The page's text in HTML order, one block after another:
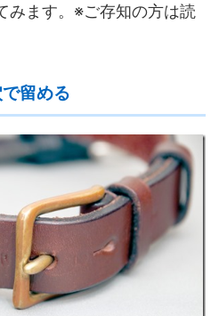
みます。※ご存知の方は読
留める